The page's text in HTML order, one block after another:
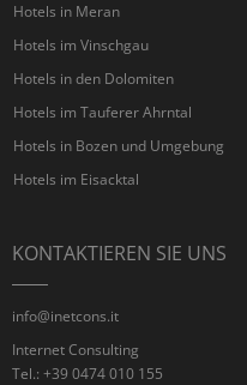
Hotels in Meran
Hotels im Vinschgau
Hotels in den Dolomiten
Hotels im Tauferer Ahrntal
Hotels in Bozen und Umgebung
Hotels im Eisacktal
KONTAKTIEREN SIE UNS
info@inetcons.it
Internet Consulting
Tel.: +39 0474 010 155